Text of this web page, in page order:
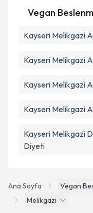
Ana Sayfa Vegan
Melikgazi
Vegan
Kayseri Melikgazi
Kayseri Melikgazi
Kayseri Melikgazi
Kayseri Melikgazi
Kayseri Melikgazi
Diyeti